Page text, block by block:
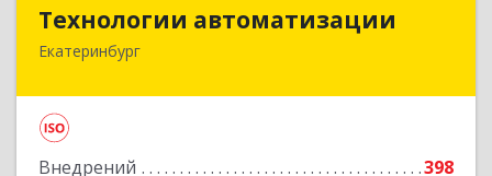
Технологии автоматизации
Екатеринбург
Внедрений
398
620014, Свердловская обл, г. о. город
Подробнее